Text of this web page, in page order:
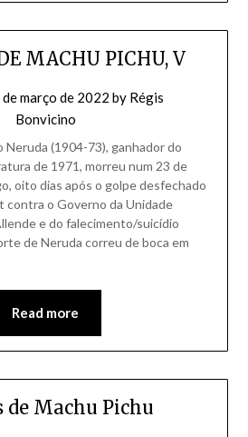
MACHU PICHU, V
de março de 2022 by Régis
Bonvicino
(1904-73), ganhador do
de 1971, morreu num 23 de
oito dias após o golpe desfechado
o Governo da Unidade
e do falecimento/suicídio
de Neruda correu de boca em
Read more
de Machu Pichu